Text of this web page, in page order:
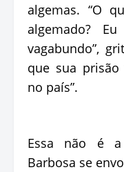
algemas. “O
algemado?
vagabundo”,
que sua
no país”.
Essa não é
Barbosa se